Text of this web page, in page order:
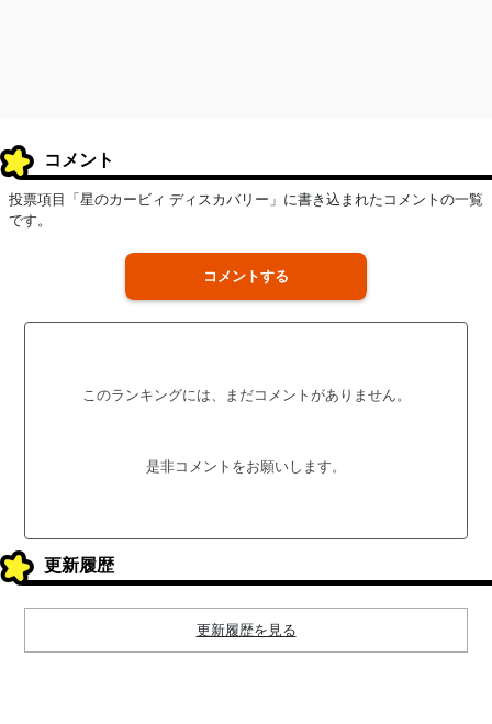
コメント
投票項目「星のカービィ ディスカバリー」に書き込まれたコメントの一覧
です。
コメントする
このランキングには、まだコメントがありません。
是非コメントをお願いします。
更新履歴
更新履歴を見る